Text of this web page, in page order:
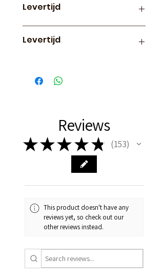
Levertijd
paintings op canvas is
Levertijd
worden 1x per week in
productie gebracht. Iedere
De levertijd is ongeveer 3
weken vanaf dat de productie
is gestart. Bestel voor
woensdagochtend 9 uur om uw
bestelling die week nog mee te
Reviews
★★★ ★ ★ 153
153
This product doesn't have any
reviews yet, so check out our
other reviews instead.